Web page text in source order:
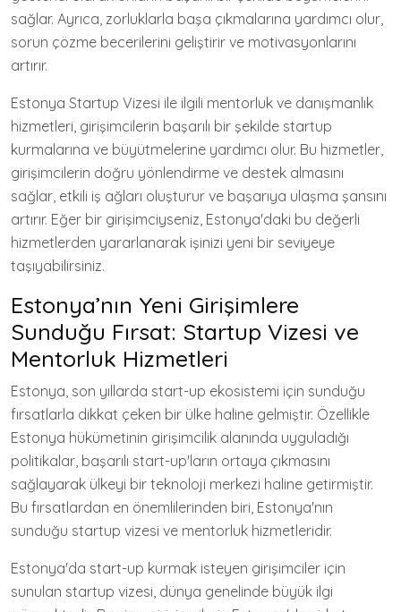
sağlar. Ayrıca, zorluklarla başa çıkmalarına yardımcı olur,
sorun çözme becerilerini geliştirir ve motivasyonlarını
artırır.
Estonya Startup Vizesi ile ilgili mentorluk ve danışmanlık
hizmetleri, girişimcilerin başarılı bir şekilde startup
kurmalarına ve büyütmelerine yardımcı olur. Bu hizmetler,
girişimcilerin doğru yönlendirme ve destek almasını
sağlar, etkili iş ağları oluşturur ve başarıya ulaşma şansını
artırır. Eğer bir girişimciyseniz, Estonya'daki bu değerli
hizmetlerden yararlanarak işinizi yeni bir seviyeye
taşıyabilirsiniz.
Estonya’nın Yeni Girişimlere
Sunduğu Fırsat: Startup Vizesi ve
Mentorluk Hizmetleri
Estonya, son yıllarda start-up ekosistemi için sunduğu
fırsatlarla dikkat çeken bir ülke haline gelmiştir. Özellikle
Estonya hükümetinin girişimcilik alanında uyguladığı
politikalar, başarılı start-up'ların ortaya çıkmasını
sağlayarak ülkeyi bir teknoloji merkezi haline getirmiştir.
Bu fırsatlardan en önemlilerinden biri, Estonya'nın
sunduğu startup vizesi ve mentorluk hizmetleridir.
Estonya'da start-up kurmak isteyen girişimciler için
sunulan startup vizesi, dünya genelinde büyük ilgi